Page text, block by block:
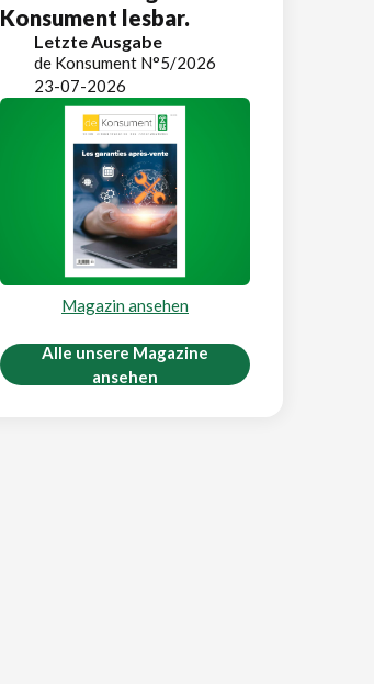
Konsument lesbar.
Letzte Ausgabe
de Konsument N°5/2026
23-07-2026
Magazin ansehen
Alle unsere Magazine
ansehen